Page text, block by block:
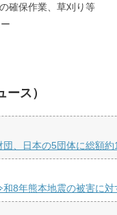
確保作業、草刈り等
ス）
、日本の5団体に総額
8年熊本地震の被害に